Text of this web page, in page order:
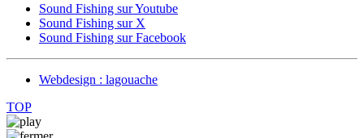
Sound Fishing sur Youtube
Sound Fishing sur X
Sound Fishing sur Facebook
Webdesign : lagouache
TOP